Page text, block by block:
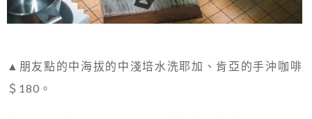
▲朋友點的中海拔的中淺培水洗耶加、肯亞的手沖咖啡
＄180。